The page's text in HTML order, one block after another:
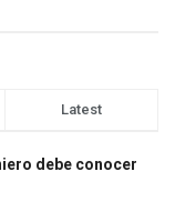
Latest
debe conocer